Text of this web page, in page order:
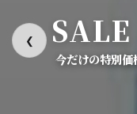
今だけの特別
❮